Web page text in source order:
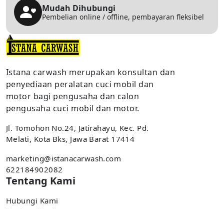
Mudah Dihubungi
Pembelian online / offline, pembayaran fleksibel
Istana carwash merupakan konsultan dan
penyediaan peralatan cuci mobil dan
motor bagi pengusaha dan calon
pengusaha cuci mobil dan motor.
Jl. Tomohon No.24, Jatirahayu, Kec. Pd.
Melati, Kota Bks, Jawa Barat 17414
marketing@istanacarwash.com
622184902082
Tentang Kami
Hubungi Kami